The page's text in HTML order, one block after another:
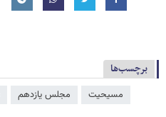
برچسب‌ها
مسیحیت مجلس یازدهم